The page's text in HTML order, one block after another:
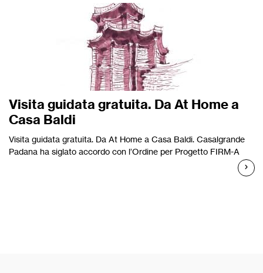
Visita guidata gratuita. Da At Home a
Casa Baldi
Visita guidata gratuita. Da At Home a Casa Baldi. Casalgrande
Padana ha siglato accordo con l’Ordine per Progetto FIRM-A